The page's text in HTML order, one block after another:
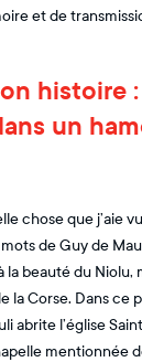
et de
histoire
un
chose que j’aie
de Guy de
la beauté du Niolu,
la Corse. Dans ce
abrite l’église
mentionnée